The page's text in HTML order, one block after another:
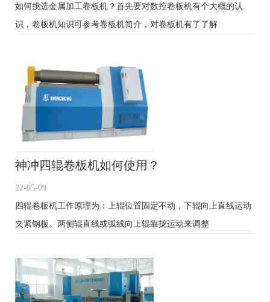
如何挑选金属加工卷板机？首先要对数控卷板机有个大概的认
识，卷板机知识可参考卷板机简介，对卷板机有了了解
神冲四辊卷板机如何使用？
22-05-09
四辊卷板机工作原理为：上辊位置固定不动，下辊向上直线运动
夹紧钢板。两侧辊直线或弧线向上辊靠拢运动来调整